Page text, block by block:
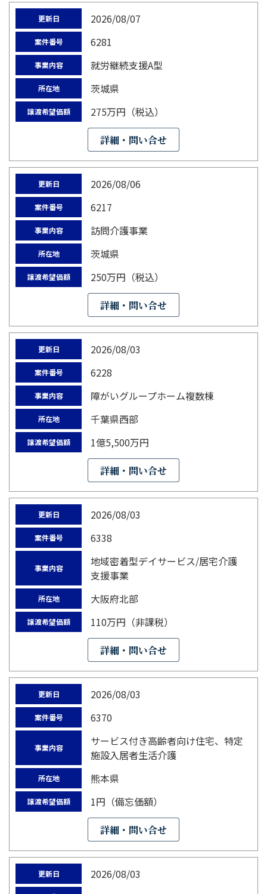
更新日 2026/08/07
案件番号 6281
事業内容 就労継続支援A型
所在地 茨城県
譲渡希望価額 275万円（税込）
詳細・問い合せ
更新日 2026/08/06
案件番号 6217
事業内容 訪問介護事業
所在地 茨城県
譲渡希望価額 250万円（税込）
詳細・問い合せ
更新日 2026/08/03
案件番号 6228
事業内容 障がいグループホーム複数棟
所在地 千葉県西部
譲渡希望価額 1億5,500万円
詳細・問い合せ
更新日 2026/08/03
案件番号 6338
事業内容
地域密着型デイサービス/居宅介護
支援事業
所在地 大阪府北部
譲渡希望価額 110万円（非課税）
詳細・問い合せ
更新日 2026/08/03
案件番号 6370
事業内容
サービス付き高齢者向け住宅、特定
施設入居者生活介護
所在地 熊本県
譲渡希望価額 1円（備忘価額）
詳細・問い合せ
更新日 2026/08/03